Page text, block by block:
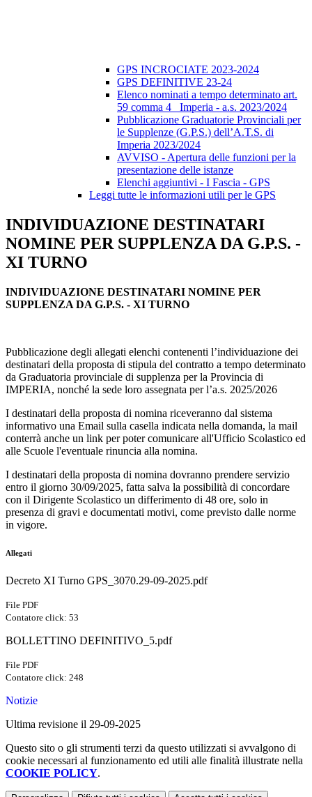
GPS INCROCIATE 2023-2024
GPS DEFINITIVE 23-24
Elenco nominati a tempo determinato art.
59 comma 4_ Imperia - a.s. 2023/2024
Pubblicazione Graduatorie Provinciali per
le Supplenze (G.P.S.) dell’A.T.S. di
Imperia 2023/2024
AVVISO - Apertura delle funzioni per la
presentazione delle istanze
Elenchi aggiuntivi - I Fascia - GPS
Leggi tutte le informazioni utili per le GPS
INDIVIDUAZIONE DESTINATARI
NOMINE PER SUPPLENZA DA G.P.S. -
XI TURNO
INDIVIDUAZIONE DESTINATARI NOMINE PER
SUPPLENZA DA G.P.S. - XI TURNO
Pubblicazione degli allegati elenchi contenenti l’individuazione dei
destinatari della proposta di stipula del contratto a tempo determinato
da Graduatoria provinciale di supplenza per la Provincia di
IMPERIA, nonché la sede loro assegnata per l’a.s. 2025/2026
I destinatari della proposta di nomina riceveranno dal sistema
informativo una Email sulla casella indicata nella domanda, la mail
conterrà anche un link per poter comunicare all'Ufficio Scolastico ed
alle Scuole l'eventuale rinuncia alla nomina.
I destinatari della proposta di nomina dovranno prendere servizio
entro il giorno 30/09/2025, fatta salva la possibilità di concordare
con il Dirigente Scolastico un differimento di 48 ore, solo in
presenza di gravi e documentati motivi, come previsto dalle norme
in vigore.
Allegati
Decreto XI Turno GPS_3070.29-09-2025.pdf
File PDF
Contatore click: 53
BOLLETTINO DEFINITIVO_5.pdf
File PDF
Contatore click: 248
Notizie
Ultima revisione il 29-09-2025
Questo sito o gli strumenti terzi da questo utilizzati si avvalgono di
cookie necessari al funzionamento ed utili alle finalità illustrate nella
COOKIE POLICY.